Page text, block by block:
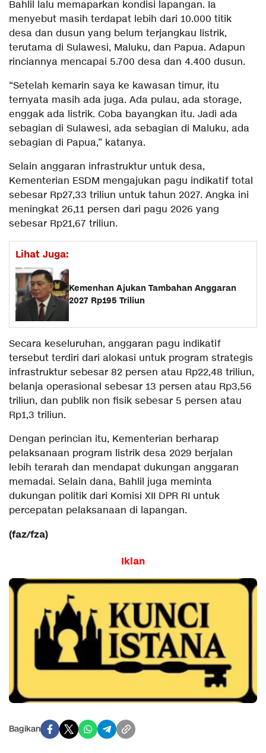
Bahlil lalu memaparkan kondisi lapangan. Ia
menyebut masih terdapat lebih dari 10.000 titik
desa dan dusun yang belum terjangkau listrik,
terutama di Sulawesi, Maluku, dan Papua. Adapun
rinciannya mencapai 5.700 desa dan 4.400 dusun.
“Setelah kemarin saya ke kawasan timur, itu
ternyata masih ada juga. Ada pulau, ada storage,
enggak ada listrik. Coba bayangkan itu. Jadi ada
sebagian di Sulawesi, ada sebagian di Maluku, ada
sebagian di Papua,” katanya.
Selain anggaran infrastruktur untuk desa,
Kementerian ESDM mengajukan pagu indikatif total
sebesar Rp27,33 triliun untuk tahun 2027. Angka ini
meningkat 26,11 persen dari pagu 2026 yang
sebesar Rp21,67 triliun.
Lihat Juga:
Kemenhan Ajukan Tambahan Anggaran
2027 Rp195 Triliun
Secara keseluruhan, anggaran pagu indikatif
tersebut terdiri dari alokasi untuk program strategis
infrastruktur sebesar 82 persen atau Rp22,48 triliun,
belanja operasional sebesar 13 persen atau Rp3,56
triliun, dan publik non fisik sebesar 5 persen atau
Rp1,3 triliun.
Dengan perincian itu, Kementerian berharap
pelaksanaan program listrik desa 2029 berjalan
lebih terarah dan mendapat dukungan anggaran
memadai. Selain dana, Bahlil juga meminta
dukungan politik dari Komisi XII DPR RI untuk
percepatan pelaksanaan di lapangan.
(faz/fza)
Iklan
Bagikan